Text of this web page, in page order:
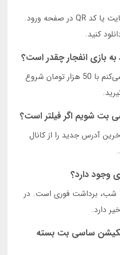
از طریق لینک مستقیم در سایت یا کد QR در صفحه ورود.
کنید.
10 هزار تومان. من توصیه می‌کنم با 50 هزار تومان شروع
آدرس جدید را از کانال
بله. در ساعات 9 صبح تا 12 شب، برداشت فوری است. در
ساسی بت بسته